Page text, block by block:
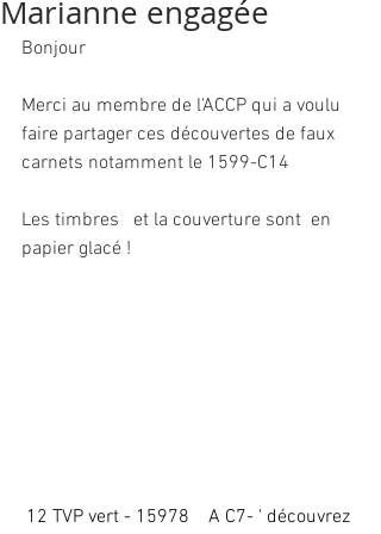
Marianne engagée
Bonjour
Merci au membre de l'ACCP qui a voulu
faire partager ces découvertes de faux
carnets notamment le 1599-C14
Les timbres   et la couverture sont  en
papier glacé !
12 TVP vert - 15978    A C7- ' découvrez